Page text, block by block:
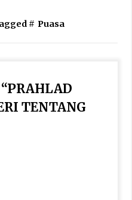
# Puasa
PRAHLAD
TENTANG